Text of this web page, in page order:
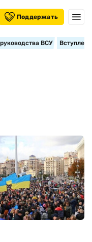
Поддержать
ВСУ